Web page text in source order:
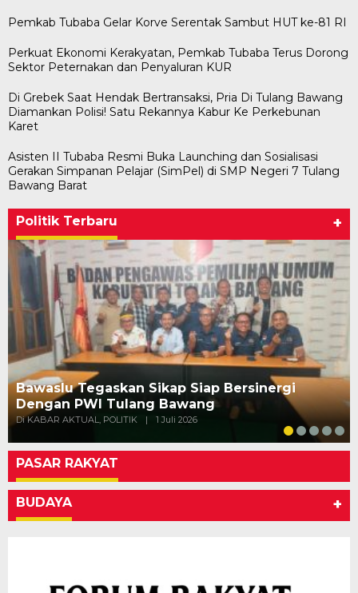
Pemkab Tubaba Gelar Korve Serentak Sambut HUT ke-81 RI
Perkuat Ekonomi Kerakyatan, Pemkab Tubaba Terus Dorong
Sektor Peternakan dan Penyaluran KUR
Di Grebek Saat Hendak Bertransaksi, Pria Di Tulang Bawang
Diamankan Polisi! Satu Rekannya Kabur Ke Perkebunan
Karet
Asisten II Tubaba Resmi Buka Launching dan Sosialisasi
Gerakan Simpanan Pelajar (SimPel) di SMP Negeri 7 Tulang
Bawang Barat
Politik Terbaru +
Bawaslu Tegaskan Sikap Siap Bersinergi
Dengan PWI Tulang Bawang
Di KABAR AKTUAL, POLITIK | 1 Juli 2026
PASAR RAKYAT
BUDAYA +